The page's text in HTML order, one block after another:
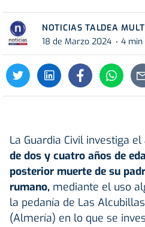
NOTICIAS TALDEA
18 de Marzo 2024
4 min
La Guardia Civil investiga el
de dos y cuatro años de
posterior muerte de su
rumano, mediante el uso
la pedanía de Las
(Almería) en lo que se